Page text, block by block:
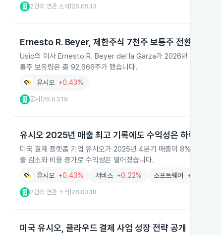
2건의 연관 소식 26.05.13
Ernesto R. Beyer, 제한주식 7천주 보통주 전환으로 보
Usio의 이사 Ernesto R. Beyer del la Garza가 2026년 3월 16일 제
통주 보유량은 총 92,666주가 됐습니다.
유시오 +0.43%
공시 26.03.19
유시오 2025년 매출 최고 기록에도 수익성은 하락
미국 결제 플랫폼 기업 유시오가 2025년 4분기 매출이 8% 늘어난
출 감소와 비용 증가로 수익성은 떨어졌습니다.
유시오 +0.43% 서비스 +0.22% 소프트웨어 +1.62%
2건의 연관 소식 26.03.18
미국 유시오, 클라우드 결제 사업 성장 전략 공개